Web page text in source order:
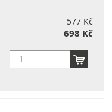
577 Kč
698 Kč